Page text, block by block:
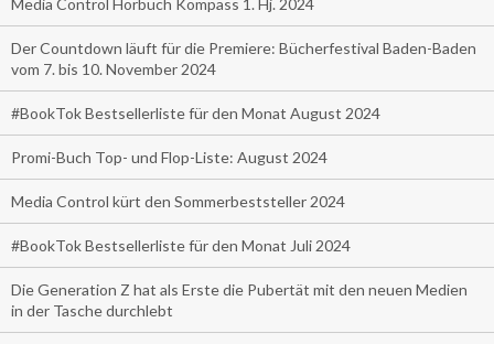
Media Control Hörbuch Kompass 1. Hj. 2024
Der Countdown läuft für die Premiere: Bücherfestival Baden-Baden
vom 7. bis 10. November 2024
#BookTok Bestsellerliste für den Monat August 2024
Promi-Buch Top- und Flop-Liste: August 2024
Media Control kürt den Sommerbeststeller 2024
#BookTok Bestsellerliste für den Monat Juli 2024
Die Generation Z hat als Erste die Pubertät mit den neuen Medien
in der Tasche durchlebt